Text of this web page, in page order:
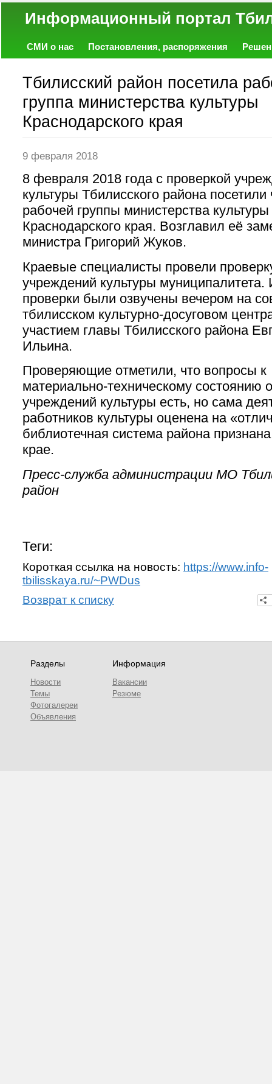
Информационный
СМИ о нас Постановления, распоряжения
Тбилисский район посетила
группа министерства культуры
Краснодарского края
9 февраля 2018
8 февраля 2018 года с проверкой
культуры Тбилисского района
рабочей группы министерства культуры
Краснодарского края. Возглавил её
министра Григорий Жуков.
Краевые специалисты провели
учреждений культуры муниципалитета.
проверки были озвучены вечером на
тбилисском культурно-досуговом
участием главы Тбилисского района
Ильина.
Проверяющие отметили, что вопросы к
материально-техническому состоянию
учреждений культуры есть, но сама
работников культуры оценена на
библиотечная система района
крае.
Пресс-служба администрации МО
район
Теги:
Короткая ссылка на новость: https://www.info-
tbilisskaya.ru/~PWDus
Возврат к списку
Разделы
Новости
Темы
Фотогалереи
Объявления
Информация
Вакансии
Резюме